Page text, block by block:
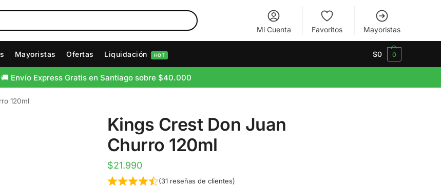
Mi Cuenta Favoritos Mayoristas
Mayoristas Ofertas Liquidación HOT $0 0
🚚 Envío Express Gratis en Santiago sobre $40.000
120ml
Kings Crest Don Juan
Churro 120ml
$21.990
(31reseñas de clientes)